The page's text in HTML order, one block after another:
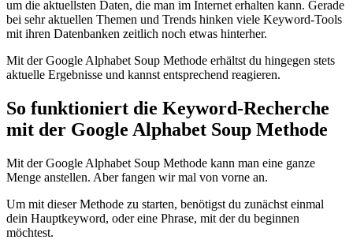
um die aktuellsten Daten, die man im Internet erhalten kann. Gerade
bei sehr aktuellen Themen und Trends hinken viele Keyword-Tools
mit ihren Datenbanken zeitlich noch etwas hinterher.
Mit der Google Alphabet Soup Methode erhältst du hingegen stets
aktuelle Ergebnisse und kannst entsprechend reagieren.
So funktioniert die Keyword-Recherche
mit der Google Alphabet Soup Methode
Mit der Google Alphabet Soup Methode kann man eine ganze
Menge anstellen. Aber fangen wir mal von vorne an.
Um mit dieser Methode zu starten, benötigst du zunächst einmal
dein Hauptkeyword, oder eine Phrase, mit der du beginnen
möchtest.